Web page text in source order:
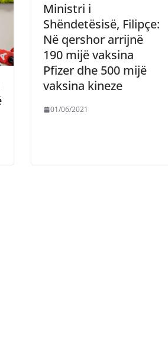
Ministri i
Shëndetësisë, Filipçe:
Në qershor arrijnë
190 mijë vaksina
Pfizer dhe 500 mijë
vaksina kineze
01/06/2021